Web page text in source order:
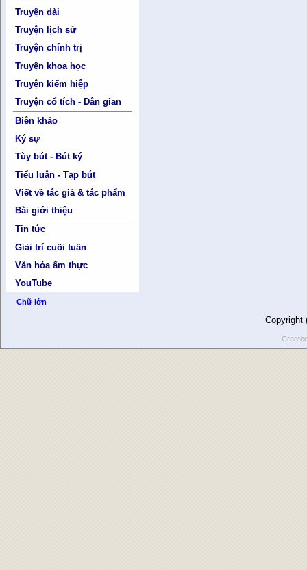
Truyện dài
Truyện lịch sử
Truyện chính trị
Truyện khoa học
Truyện kiếm hiệp
Truyện cổ tích - Dân gian
Biên khảo
Ký sự
Tùy bút - Bút ký
Tiểu luận - Tạp bút
Viết về tác giả & tác phẩm
Bài giới thiệu
Tin tức
Giải trí cuối tuần
Văn hóa ẩm thực
YouTube
Chữ lớn
Copyright